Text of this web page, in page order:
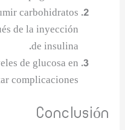
carbohidratos
de la inyección
de insulina.
de glucosa en
complicaciones.
Conclusión